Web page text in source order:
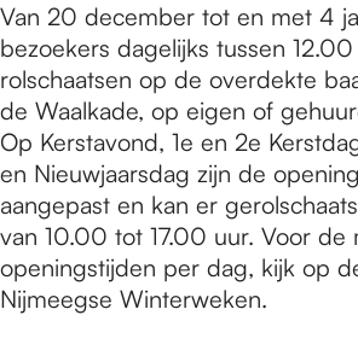
Van 20 december tot en met 4
bezoekers dagelijks tussen
rolschaatsen op de overdekte
de Waalkade, op eigen of
Op Kerstavond, 1e en 2e
en Nieuwjaarsdag zijn de
aangepast en kan er
van 10.00 tot 17.00 uur. Voor de
openingstijden per dag, kijk op
Nijmeegse Winterweken.